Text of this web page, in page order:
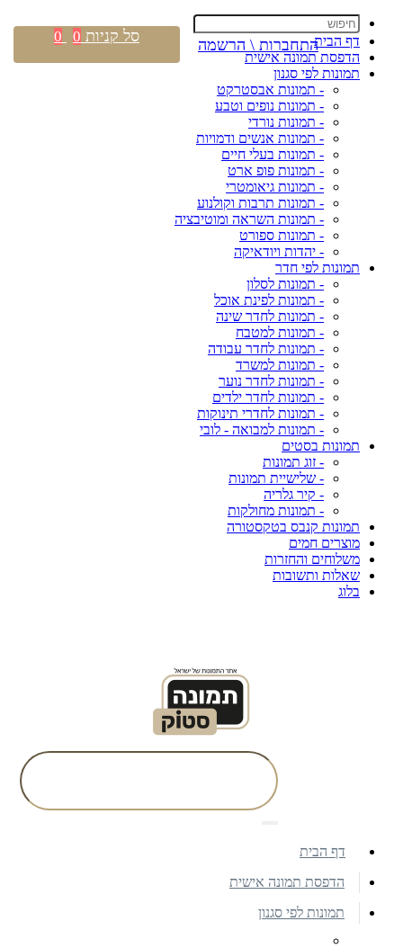
דף הבית
הדפסת תמונה אישית
תמונות לפי סגנון
- תמונות אבסטרקט
- תמונות נופים וטבע
- תמונות נורדי
- תמונות אנשים ודמויות
- תמונות בעלי חיים
- תמונות פופ ארט
- תמונות גיאומטרי
- תמונות תרבות וקולנוע
- תמונות השראה ומוטיבציה
- תמונות ספורט
- יהדות ויודאיקה
תמונות לפי חדר
- תמונות לסלון
- תמונות לפינת אוכל
- תמונות לחדר שינה
- תמונות למטבח
- תמונות לחדר עבודה
- תמונות למשרד
- תמונות לחדר נוער
- תמונות לחדר ילדים
- תמונות לחדרי תינוקות
- תמונות למבואה - לובי
תמונות בסטים
- זוג תמונות
- שלישיית תמונות
- קיר גלריה
- תמונות מחולקות
תמונות קנבס בטקסטורה
מוצרים חמים
משלוחים והחזרות
שאלות ותשובות
בלוג
התחברות \ הרשמה סל קניות 0
0
דף הבית
הדפסת תמונה אישית
תמונות לפי סגנון